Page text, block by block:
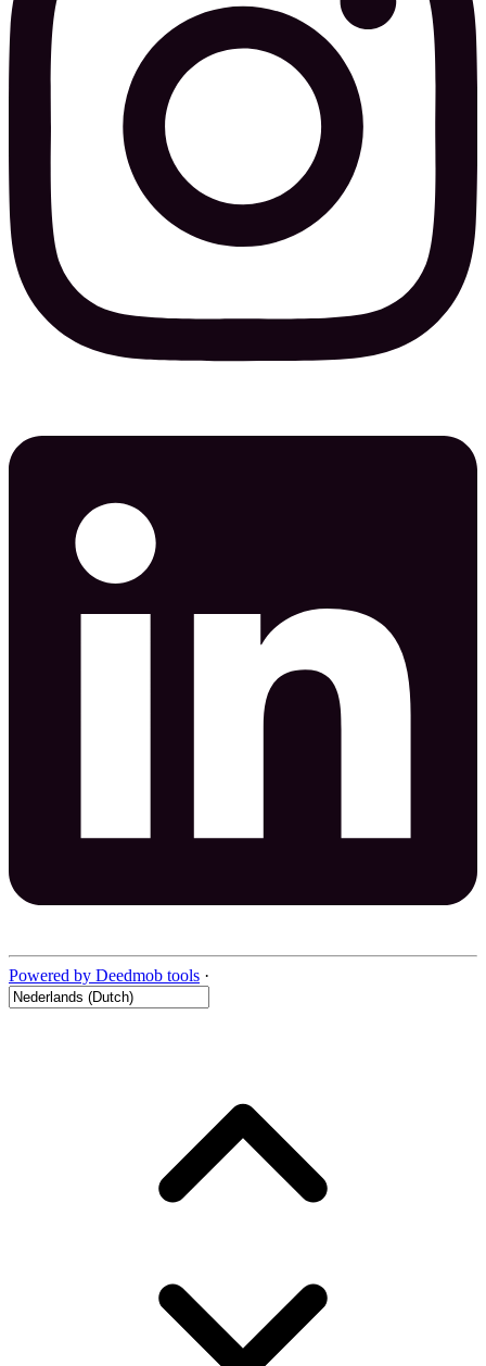
Powered by Deedmob tools ·